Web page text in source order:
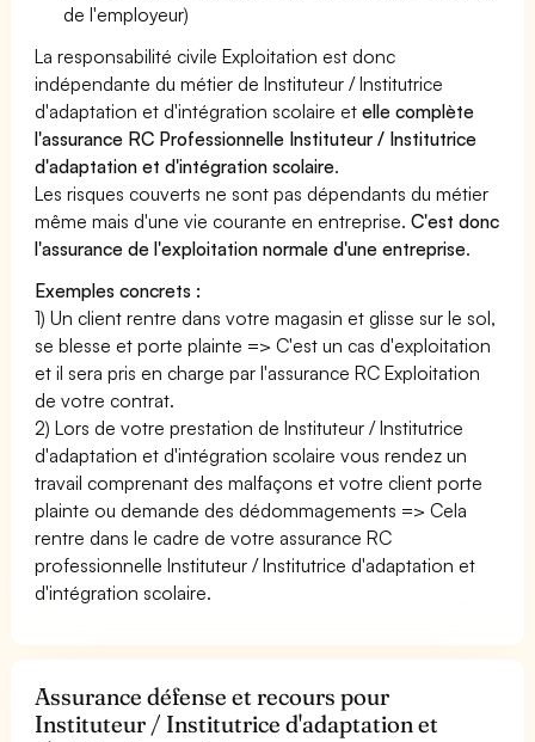
de l'employeur)
La responsabilité civile Exploitation est donc
indépendante du métier de Instituteur / Institutrice
d'adaptation et d'intégration scolaire etelle complète
l'assurance RC Professionnelle Instituteur / Institutrice
d'adaptation et d'intégration scolaire.
Les risques couverts ne sont pas dépendants du métier
même mais d'une vie courante en entreprise.C'est donc
l'assurance de l'exploitation normale d'une entreprise.
Exemples concrets :
1) Un client rentre dans votre magasin et glisse sur le sol,
se blesse et porte plainte => C'est un cas d'exploitation
et il sera pris en charge par l'assurance RC Exploitation
de votre contrat.
2) Lors de votre prestation de Instituteur / Institutrice
d'adaptation et d'intégration scolaire vous rendez un
travail comprenant des malfaçons et votre client porte
plainte ou demande des dédommagements => Cela
rentre dans le cadre de votre assurance RC
professionnelle Instituteur / Institutrice d'adaptation et
d'intégration scolaire.
Assurance défense et recours pour
Instituteur / Institutrice d'adaptation et